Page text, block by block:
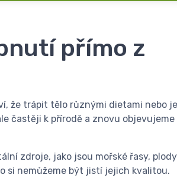
přímo z
že trápit tělo různými dietami nebo
častěji k přírodě a znovu objevujeme
zdroje, jako jsou mořské řasy, plody
si nemůžeme být jistí jejich kvalitou.